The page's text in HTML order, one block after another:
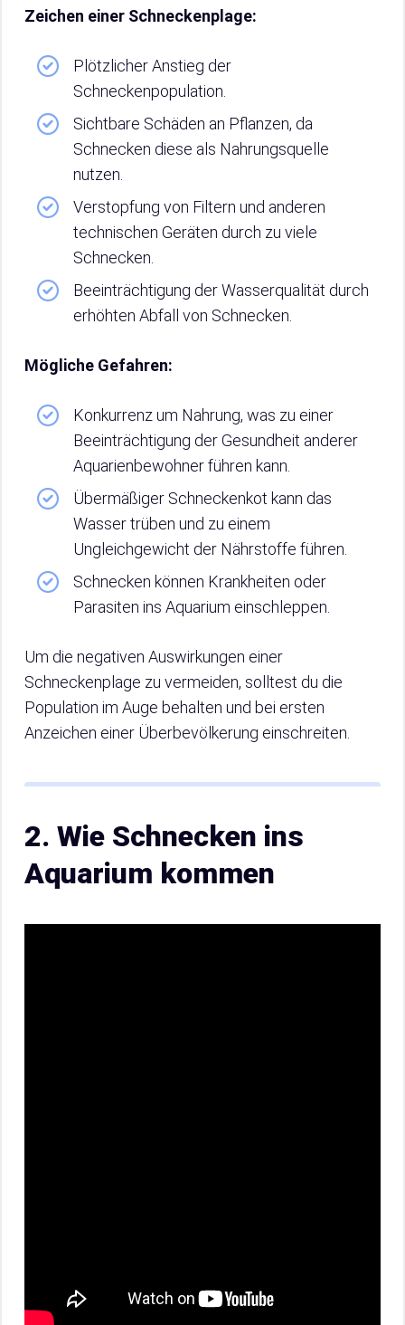
Zeichen einer Schneckenplage:
Plötzlicher Anstieg der
Schneckenpopulation.
Sichtbare Schäden an Pflanzen, da
Schnecken diese als Nahrungsquelle
nutzen.
Verstopfung von Filtern und anderen
technischen Geräten durch zu viele
Schnecken.
Beeinträchtigung der Wasserqualität durch
erhöhten Abfall von Schnecken.
Mögliche Gefahren:
Konkurrenz um Nahrung, was zu einer
Beeinträchtigung der Gesundheit anderer
Aquarienbewohner führen kann.
Übermäßiger Schneckenkot kann das
Wasser trüben und zu einem
Ungleichgewicht der Nährstoffe führen.
Schnecken können Krankheiten oder
Parasiten ins Aquarium einschleppen.
Um die negativen Auswirkungen einer
Schneckenplage zu vermeiden, solltest du die
Population im Auge behalten und bei ersten
Anzeichen einer Überbevölkerung einschreiten.
2. Wie Schnecken ins
Aquarium kommen